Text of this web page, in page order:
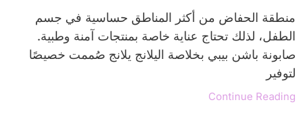
منطقة الحفاض من أكثر المناطق حساسية في جسم
الطفل، لذلك تحتاج عناية خاصة بمنتجات آمنة وطبية.
صابونة باشن بيبي بخلاصة اليلانج يلانج صُممت خصيصًا
لتوفير
Continue Reading